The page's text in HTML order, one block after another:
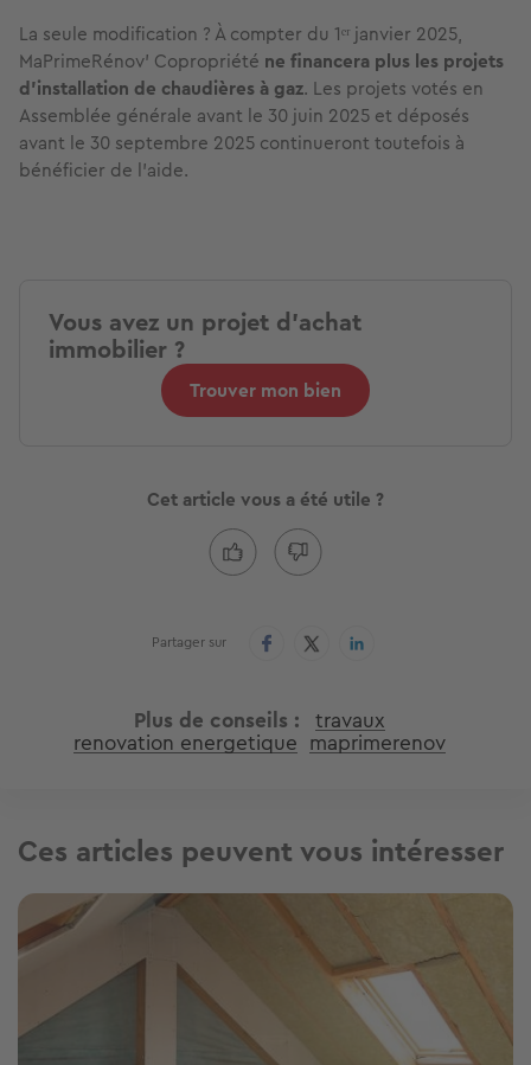
La seule modification ? À compter du 1ᵉʳ janvier 2025,
MaPrimeRénov’ Copropriété ne financera plus les projets
d’installation de chaudières à gaz. Les projets votés en
Assemblée générale avant le 30 juin 2025 et déposés
avant le 30 septembre 2025 continueront toutefois à
bénéficier de l’aide.
Vous avez un projet d'achat
immobilier ?
Trouver mon bien
Cet article vous a été utile ?
Partager sur
Plus de conseils travaux
renovation energetique maprimerenov
Ces articles peuvent vous intéresser
Image